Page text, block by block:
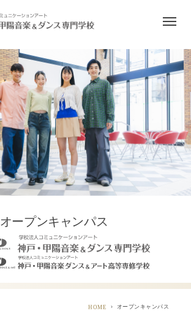
オープンキャンパス
HOME オープンキャンパス